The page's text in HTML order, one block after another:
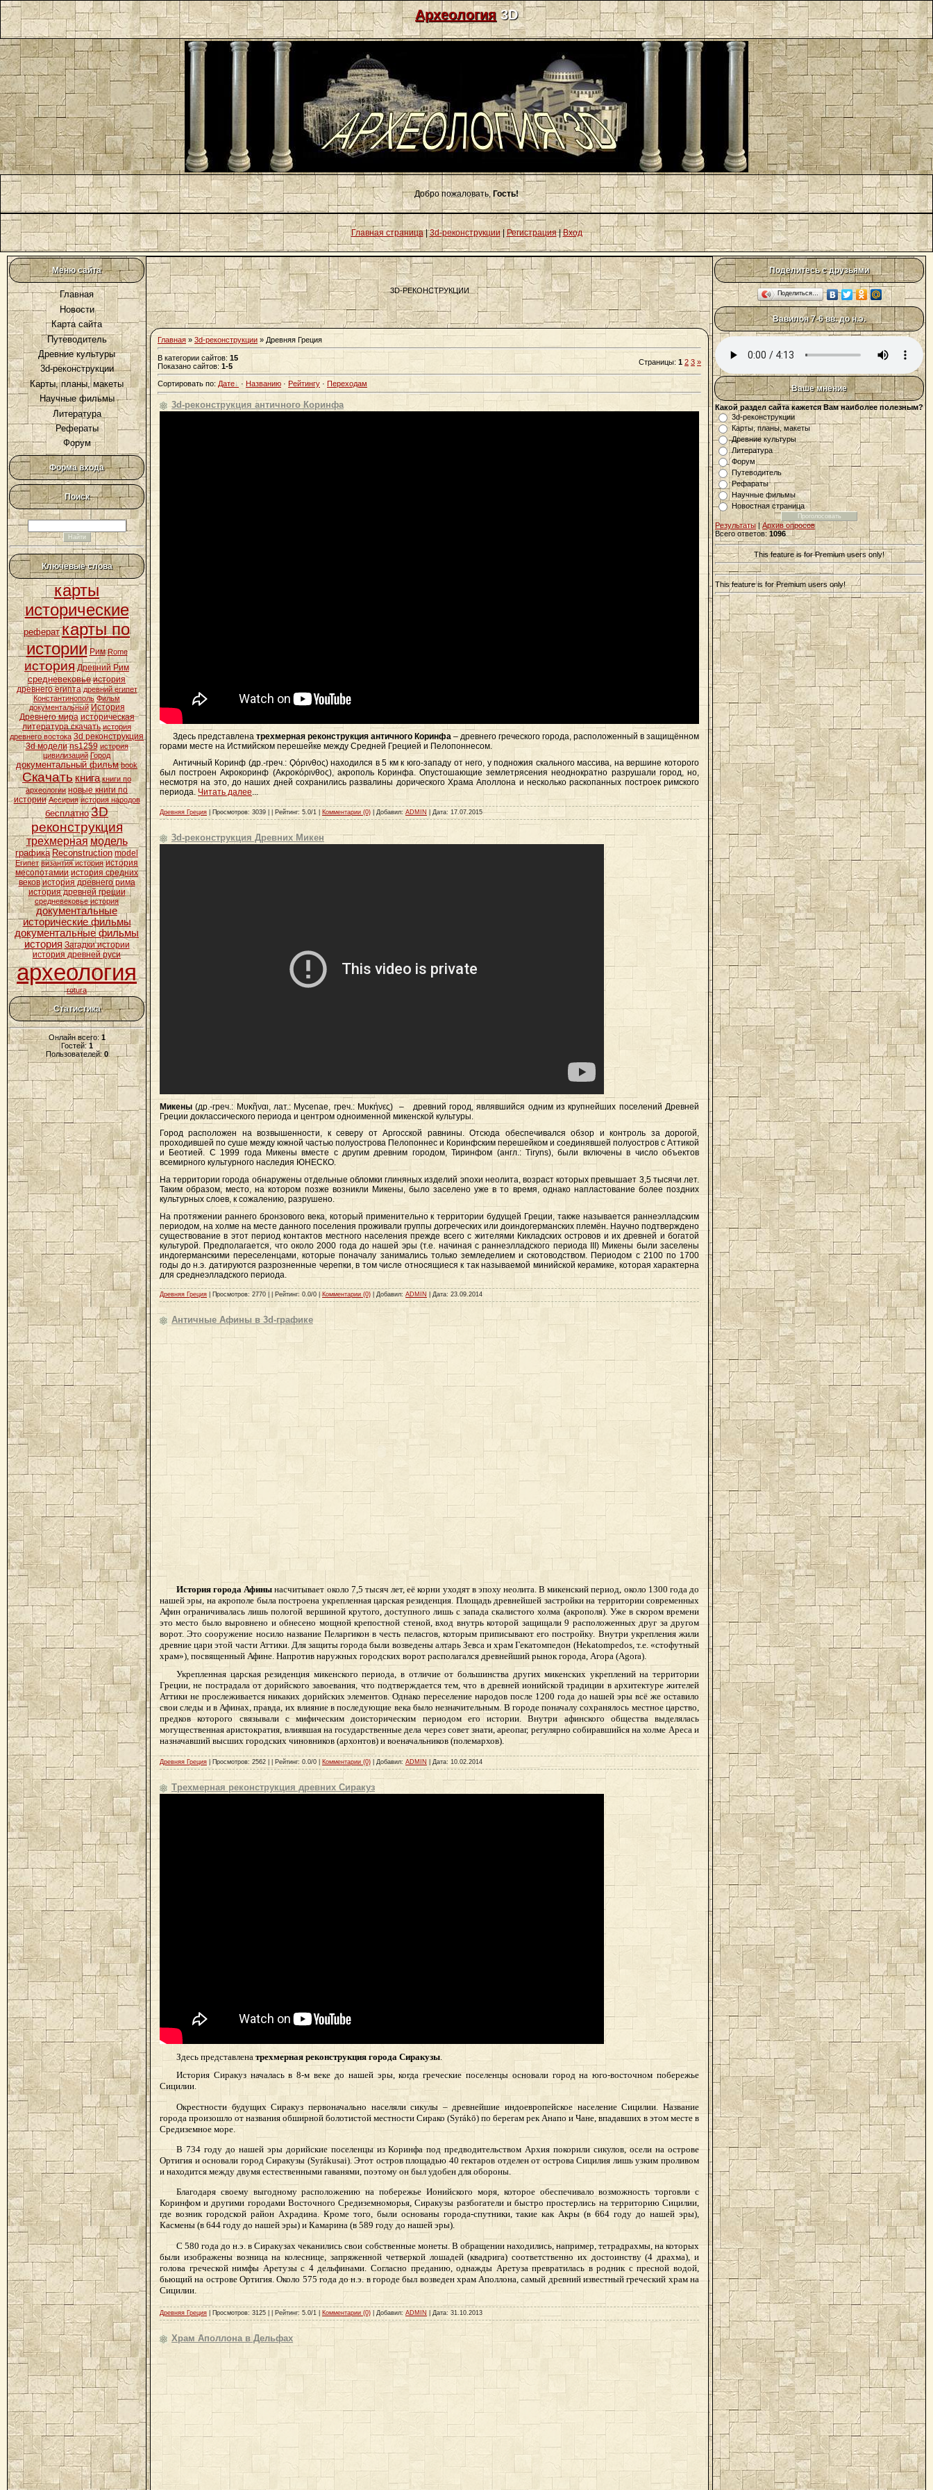
Археология3D
Добро пожаловать, Гость!
Главная страница|3d-реконструкции | Регистрация|Вход
Меню сайта
Главная
Новости
Карта сайта
Путеводитель
Древние культуры
3d-реконструкции
Карты, планы, макеты
Научные фильмы
Литература
Рефераты
Форум
Форма входа
Поиск
Ключевые слова
карты
исторические
реферат карты по
истории Рим Rome
история Древний Рим
средневековье история
древнего египта древний египет
Константинополь Фильм
документальный История
Древнего мира историческая
литература скачать история
древнего востока 3d реконструкция
3d модели ns1259 история
цивилизаций Город
документальный фильм book
Скачать книга книги по
археологии новые книги по
истории Ассирия история народов
бесплатно 3D
реконструкция
трехмерная модель
графика Reconstruction model
Египет византия история история
месопотамии история средних
веков история древнего рима
история древней греции
средневековье история
документальные
исторические фильмы
документальные фильмы
история Загадки истории
история древней руси
археология
rotura
Статистика
Онлайн всего: 1
Гостей:1
Пользователей: 0
3D-РЕКОНСТРУКЦИИ
Главная » 3d-реконструкции » Древняя Греция
В категории сайтов: 15
Показано сайтов: 1-5 Страницы: 1 2 3 »
Сортировать по: Дате · Названию · Рейтингу · Переходам
3d-реконструкция античного Коринфа
Здесь представлена трехмерная реконструкция античного Коринфа – древнего греческого города, расположенный в защищённом
горами месте на Истмийском перешейке между Средней Грецией и Пелопоннесом.
Античный Коринф (др.-греч.: Ϙόρινθος) находился в 5 км к юго-западу от него, у подножия скального массива, на вершине которого
был построен Акрокоринф (Ακροκόρινθος), акрополь Коринфа. Опустошающие землетрясения неоднократно разрушали город, но,
несмотря на это, до наших дней сохранились развалины дорического Храма Аполлона и несколько раскопанных построек римского
периода. Читать далее...
Древняя Греция | Просмотров: 3039 | | Рейтинг: 5.0/1 | Комментарии (0) | Добавил: ADMIN | Дата: 17.07.2015
3d-реконструкция Древних Микен
Микены (др.-греч.: Μυκῆναι, лат.: Mycenae, греч.: Μυκήνες) – древний город, являвшийся одним из крупнейших поселений Древней
Греции доклассического периода и центром одноименной микенской культуры.
Город расположен на возвышенности, к северу от Аргосской равнины. Отсюда обеспечивался обзор и контроль за дорогой,
проходившей по суше между южной частью полуострова Пелопоннес и Коринфским перешейком и соединявшей полуостров с Аттикой
и Беотией. С 1999 года Микены вместе с другим древним городом, Тиринфом (англ.: Tiryns), были включены в число объектов
всемирного культурного наследия ЮНЕСКО.
На территории города обнаружены отдельные обломки глиняных изделий эпохи неолита, возраст которых превышает 3,5 тысячи лет.
Таким образом, место, на котором позже возникли Микены, было заселено уже в то время, однако напластование более поздних
культурных слоев, к сожалению, разрушено.
На протяжении раннего бронзового века, который применительно к территории будущей Греции, также называется раннеэлладским
периодом, на холме на месте данного поселения проживали группы догреческих или доиндогерманских племён. Научно подтверждено
существование в этот период контактов местного населения прежде всего с жителями Кикладских островов и их древней и богатой
культурой. Предполагается, что около 2000 года до нашей эры (т.е. начиная с раннеэлладского периода III) Микены были заселены
индогерманскими переселенцами, которые поначалу занимались только земледелием и скотоводством. Периодом с 2100 по 1700
годы до н.э. датируются разрозненные черепки, в том числе относящиеся к так называемой минийской керамике, которая характерна
для среднеэлладского периода.
Древняя Греция | Просмотров: 2770 | | Рейтинг: 0.0/0 | Комментарии (0) | Добавил: ADMIN | Дата: 23.09.2014
Античные Афины в 3d-графике
История города Афины насчитывает около 7,5 тысяч лет, её корни уходят в эпоху неолита. В микенский период, около 1300 года до
нашей эры, на акрополе была построена укрепленная царская резиденция. Площадь древнейшей застройки на территории современных
Афин ограничивалась лишь пологой вершиной крутого, доступного лишь с запада скалистого холма (акрополя). Уже в скором времени
это место было выровнено и обнесено мощной крепостной стеной, вход внутрь которой защищали 9 расположенных друг за другом
ворот. Это сооружение носило название Пеларгикон в честь пеласгов, которым приписывают его постройку. Внутри укрепления жили
древние цари этой части Аттики. Для защиты города были возведены алтарь Зевса и храм Гекатомпедон (Hekatompedos, т.е. «стофутный
храм»), посвященный Афине. Напротив наружных городских ворот располагался древнейший рынок города, Агора (Agora).
Укрепленная царская резиденция микенского периода, в отличие от большинства других микенских укреплений на территории
Греции, не пострадала от дорийского завоевания, что подтверждается тем, что в древней ионийской традиции в архитектуре жителей
Аттики не прослеживается никаких дорийских элементов. Однако переселение народов после 1200 года до нашей эры всё же оставило
свои следы и в Афинах, правда, их влияние в последующие века было незначительным. В городе поначалу сохранялось местное царство,
предков которого связывали с мифическим доисторическим периодом его истории. Внутри афинского общества выделялась
могущественная аристократия, влиявшая на государственные дела через совет знати, ареопаг, регулярно собиравшийся на холме Ареса и
назначавший высших городских чиновников (архонтов) и военачальников (полемархов).
Древняя Греция | Просмотров: 2562 | | Рейтинг: 0.0/0 | Комментарии (0) | Добавил: ADMIN | Дата: 10.02.2014
Трехмерная реконструкция древних Сиракуз
Здесь представлена трехмерная реконструкция города Сиракузы
История Сиракуз началась в 8-м веке до нашей эры, когда греческие поселенцы основали город на юго-восточном побережье
Сицилии.
Окрестности будущих Сиракуз первоначально населяли сикулы – древнейшие индоевропейское население Сицилии. Название
города произошло от названия обширной болотистой местности Сирако (Syrákō) по берегам рек Анапо и Чане, впадавших в этом месте в
Средиземное море.
В 734 году до нашей эры дорийские поселенцы из Коринфа под предводительством Архия покорили сикулов, осели на острове
Ортигия и основали город Сиракузы (Syrákusai). Этот остров площадью 40 гектаров отделен от острова Сицилия лишь узким проливом
и находится между двумя естественными гаванями, поэтому он был удобен для обороны.
Благодаря своему выгодному расположению на побережье Ионийского моря, которое обеспечивало возможность торговли с
Коринфом и другими городами Восточного Средиземноморья, Сиракузы разбогатели и быстро простерлись на территорию Сицилии,
где возник городской район Ахрадина. Кроме того, были основаны города-спутники, такие как Акры (в 664 году до нашей эры),
Касмены (в 644 году до нашей эры) и Камарина (в 589 году до нашей эры).
С 580 года до н.э. в Сиракузах чеканились свои собственные монеты. В обращении находились, например, тетрадрахмы, на которых
были изображены возница на колеснице, запряженной четверкой лошадей (квадрига) соответственно их достоинству (4 драхма), и
голова греческой нимфы Аретузы с 4 дельфинами. Согласно преданию, однажды Аретуза превратилась в родник с пресной водой,
бьющий на острове Ортигия. Около 575 года до н.э. в городе был возведен храм Аполлона, самый древний известный греческий храм на
Сицилии.
Древняя Греция | Просмотров: 3125 | | Рейтинг: 5.0/1 | Комментарии (0) | Добавил: ADMIN | Дата: 31.10.2013
Храм Аполлона в Дельфах
Поделитесь с друзьями
Поделиться…
Вавилон 7-6 вв. до н.э.
Ваше мнение
Какой раздел сайта кажется Вам наиболее полезным?
3d-реконструкции
Карты, планы, макеты
Древние культуры
Литература
Форум
Путеводитель
Рефараты
Научные фильмы
Новостная страница
Результаты|Архив опросов
Всего ответов: 1096
This feature is for Premium users only!
This feature is for Premium users only!